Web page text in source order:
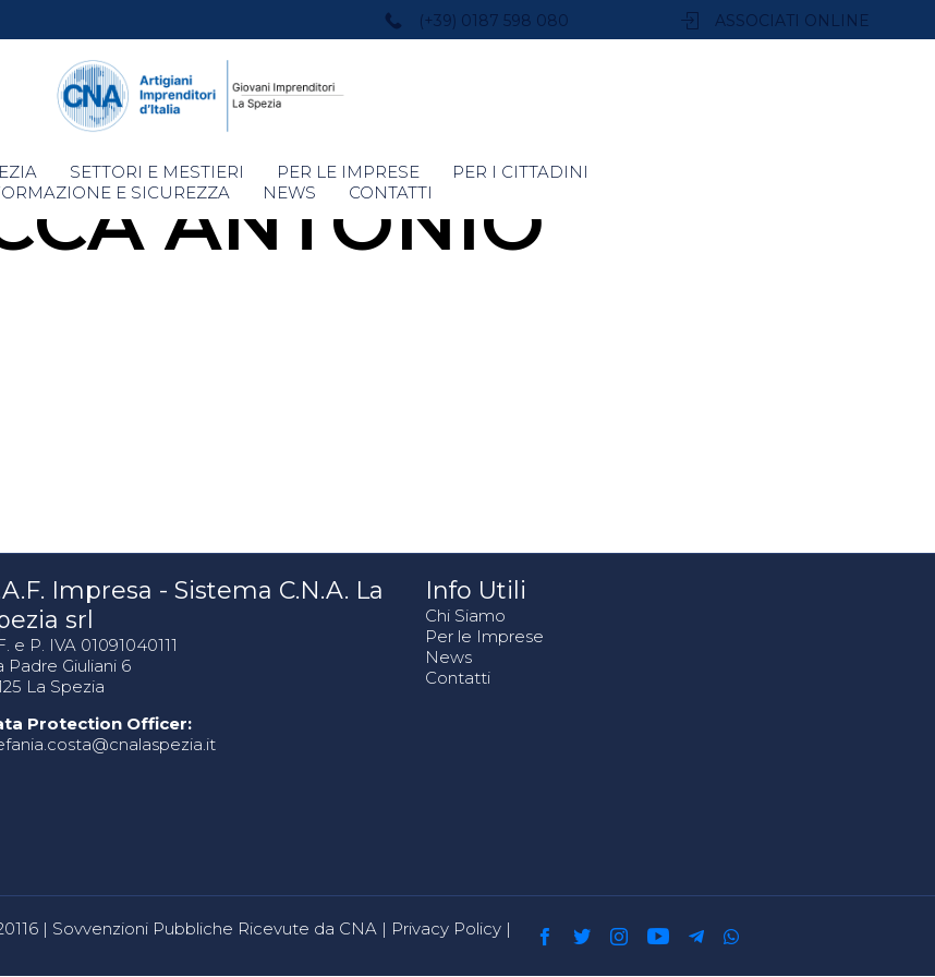
(+39) 0187 598 080 ASSOCIATI ONLINE
Skip
to
SETTORI E MESTIERI PER LE IMPRESE
PER I CITTADINI
E SICUREZZA
NEWS CONTATTI
ANTONIO
Impresa - Sistema C.N.A. La
srl
e P. IVA 01091040111
Padre Giuliani 6
La Spezia
Protection Officer:
Info Utili
Chi Siamo
Per le Imprese
News
Contatti
| Sovvenzioni Pubbliche Ricevute da CNA | Privacy Policy |